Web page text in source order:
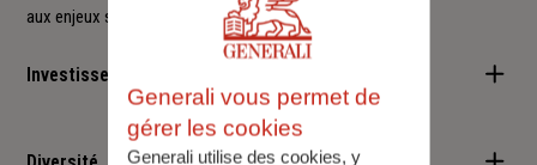
aux enjeux sociétaux et environnementaux.
Investisseur responsable
Nous sommes convaincus qu'il est possible d'allier performance
Generali vous permet de
gérer les cookies
Generali utilise des cookies, y